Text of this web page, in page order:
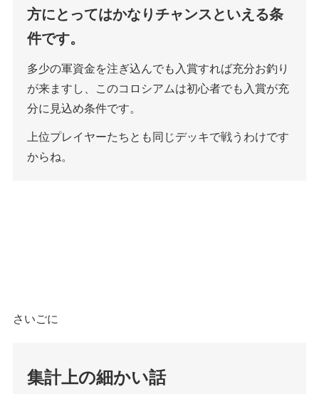
方にとってはかなりチャンスといえる条
件です。
多少の軍資金を注ぎ込んでも入賞すれば充分お釣り
が来ますし、このコロシアムは初心者でも入賞が充
分に見込め条件です。
上位プレイヤーたちとも同じデッキで戦うわけです
からね。
さいごに
集計上の細かい話